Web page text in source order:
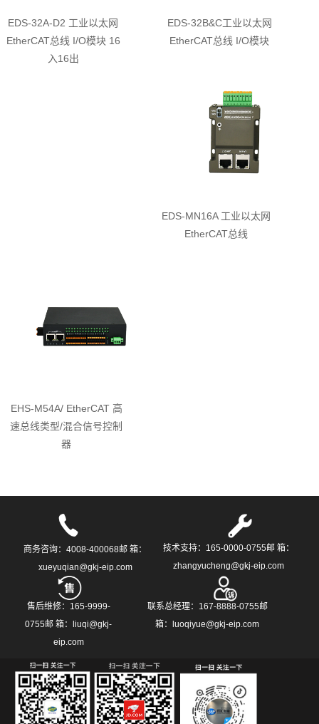
EDS-32A-D2 工业以太网
EtherCAT总线 I/O模块 16
入16出
EDS-32B&C工业以太网
EtherCAT总线 I/O模块
EDS-MN16A 工业以太网
EtherCAT总线
EHS-M54A/ EtherCAT 高
速总线类型/混合信号控制
器
商务咨询：4008-400068邮 箱：
xueyuqian@gkj-eip.com
技术支持：165-0000-0755邮 箱：
zhangyucheng@gkj-eip.com
售后维修：165-9999-
0755邮 箱：liuqi@gkj-
eip.com
联系总经理：167-8888-0755邮
箱：luoqiyue@gkj-eip.com